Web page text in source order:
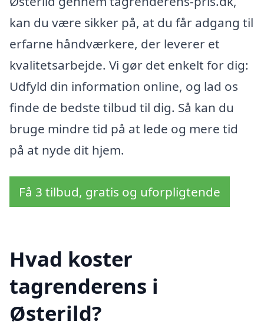
kan du være sikker på, at du får adgang til
erfarne håndværkere, der leverer et
kvalitetsarbejde. Vi gør det enkelt for dig:
Udfyld din information online, og lad os
finde de bedste tilbud til dig. Så kan du
bruge mindre tid på at lede og mere tid
på at nyde dit hjem.
Få 3 tilbud, gratis og uforpligtende
Hvad koster
tagrenderens i
Østerild?